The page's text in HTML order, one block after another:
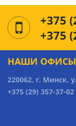
+375
+375
НАШИ
220062, г. Минск,
+375 (29) 357-37-